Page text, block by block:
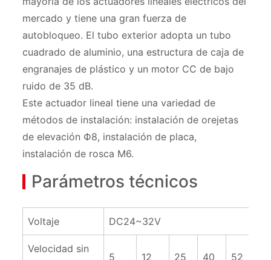
mercado y tiene una gran fuerza de
autobloqueo. El tubo exterior adopta un tubo
cuadrado de aluminio, una estructura de caja de
engranajes de plástico y un motor CC de bajo
ruido de 35 dB.
Este actuador lineal tiene una variedad de
métodos de instalación: instalación de orejetas
de elevación Ф8, instalación de placa,
instalación de rosca M6.
Parámetros técnicos
Voltaje DC24~32V
Velocidad sin
5 12 25 40 52